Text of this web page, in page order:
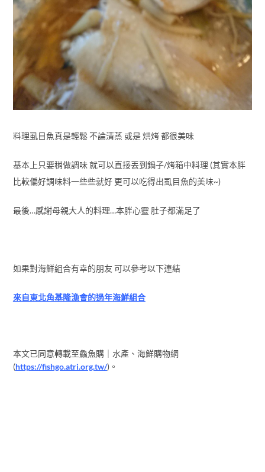
料理虱目魚真是輕鬆 不論清蒸 或是 烘烤 都很美味
基本上只要稍做調味 就可以直接丟到鍋子/烤箱中料理 (其實本胖
比較偏好調味料一些些就好 更可以吃得出虱目魚的美味~)
最後…感謝母親大人的料理…本胖心靈 肚子都滿足了
如果對海鮮組合有幸的朋友 可以參考以下連結
來自東北角基隆漁會的過年海鮮組合
本文已同意轉載至鱻魚購｜水產、海鮮購物網
(https://fishgo.atri.org.tw/)。